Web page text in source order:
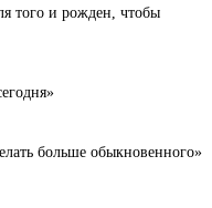
того и рожден, чтобы
больше обыкновенного»